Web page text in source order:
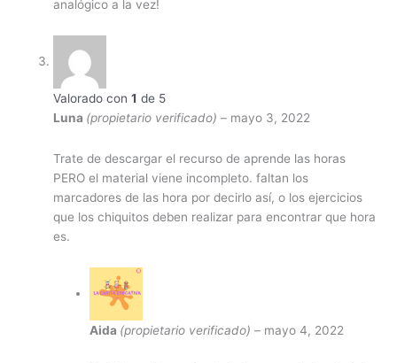
analógico a la vez!
Valorado con 1 de 5
Luna (propietario verificado) – mayo 3, 2022
Trate de descargar el recurso de aprende las horas
PERO el material viene incompleto. faltan los
marcadores de las hora por decirlo así, o los ejercicios
que los chiquitos deben realizar para encontrar que hora
es.
Aida (propietario verificado) – mayo 4, 2022